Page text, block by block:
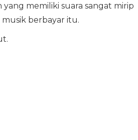
memiliki suara sangat mirip
berbayar itu.